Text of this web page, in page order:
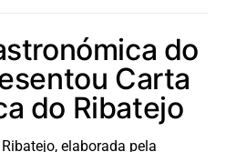
do
Carta
do Ribatejo
elaborada pela